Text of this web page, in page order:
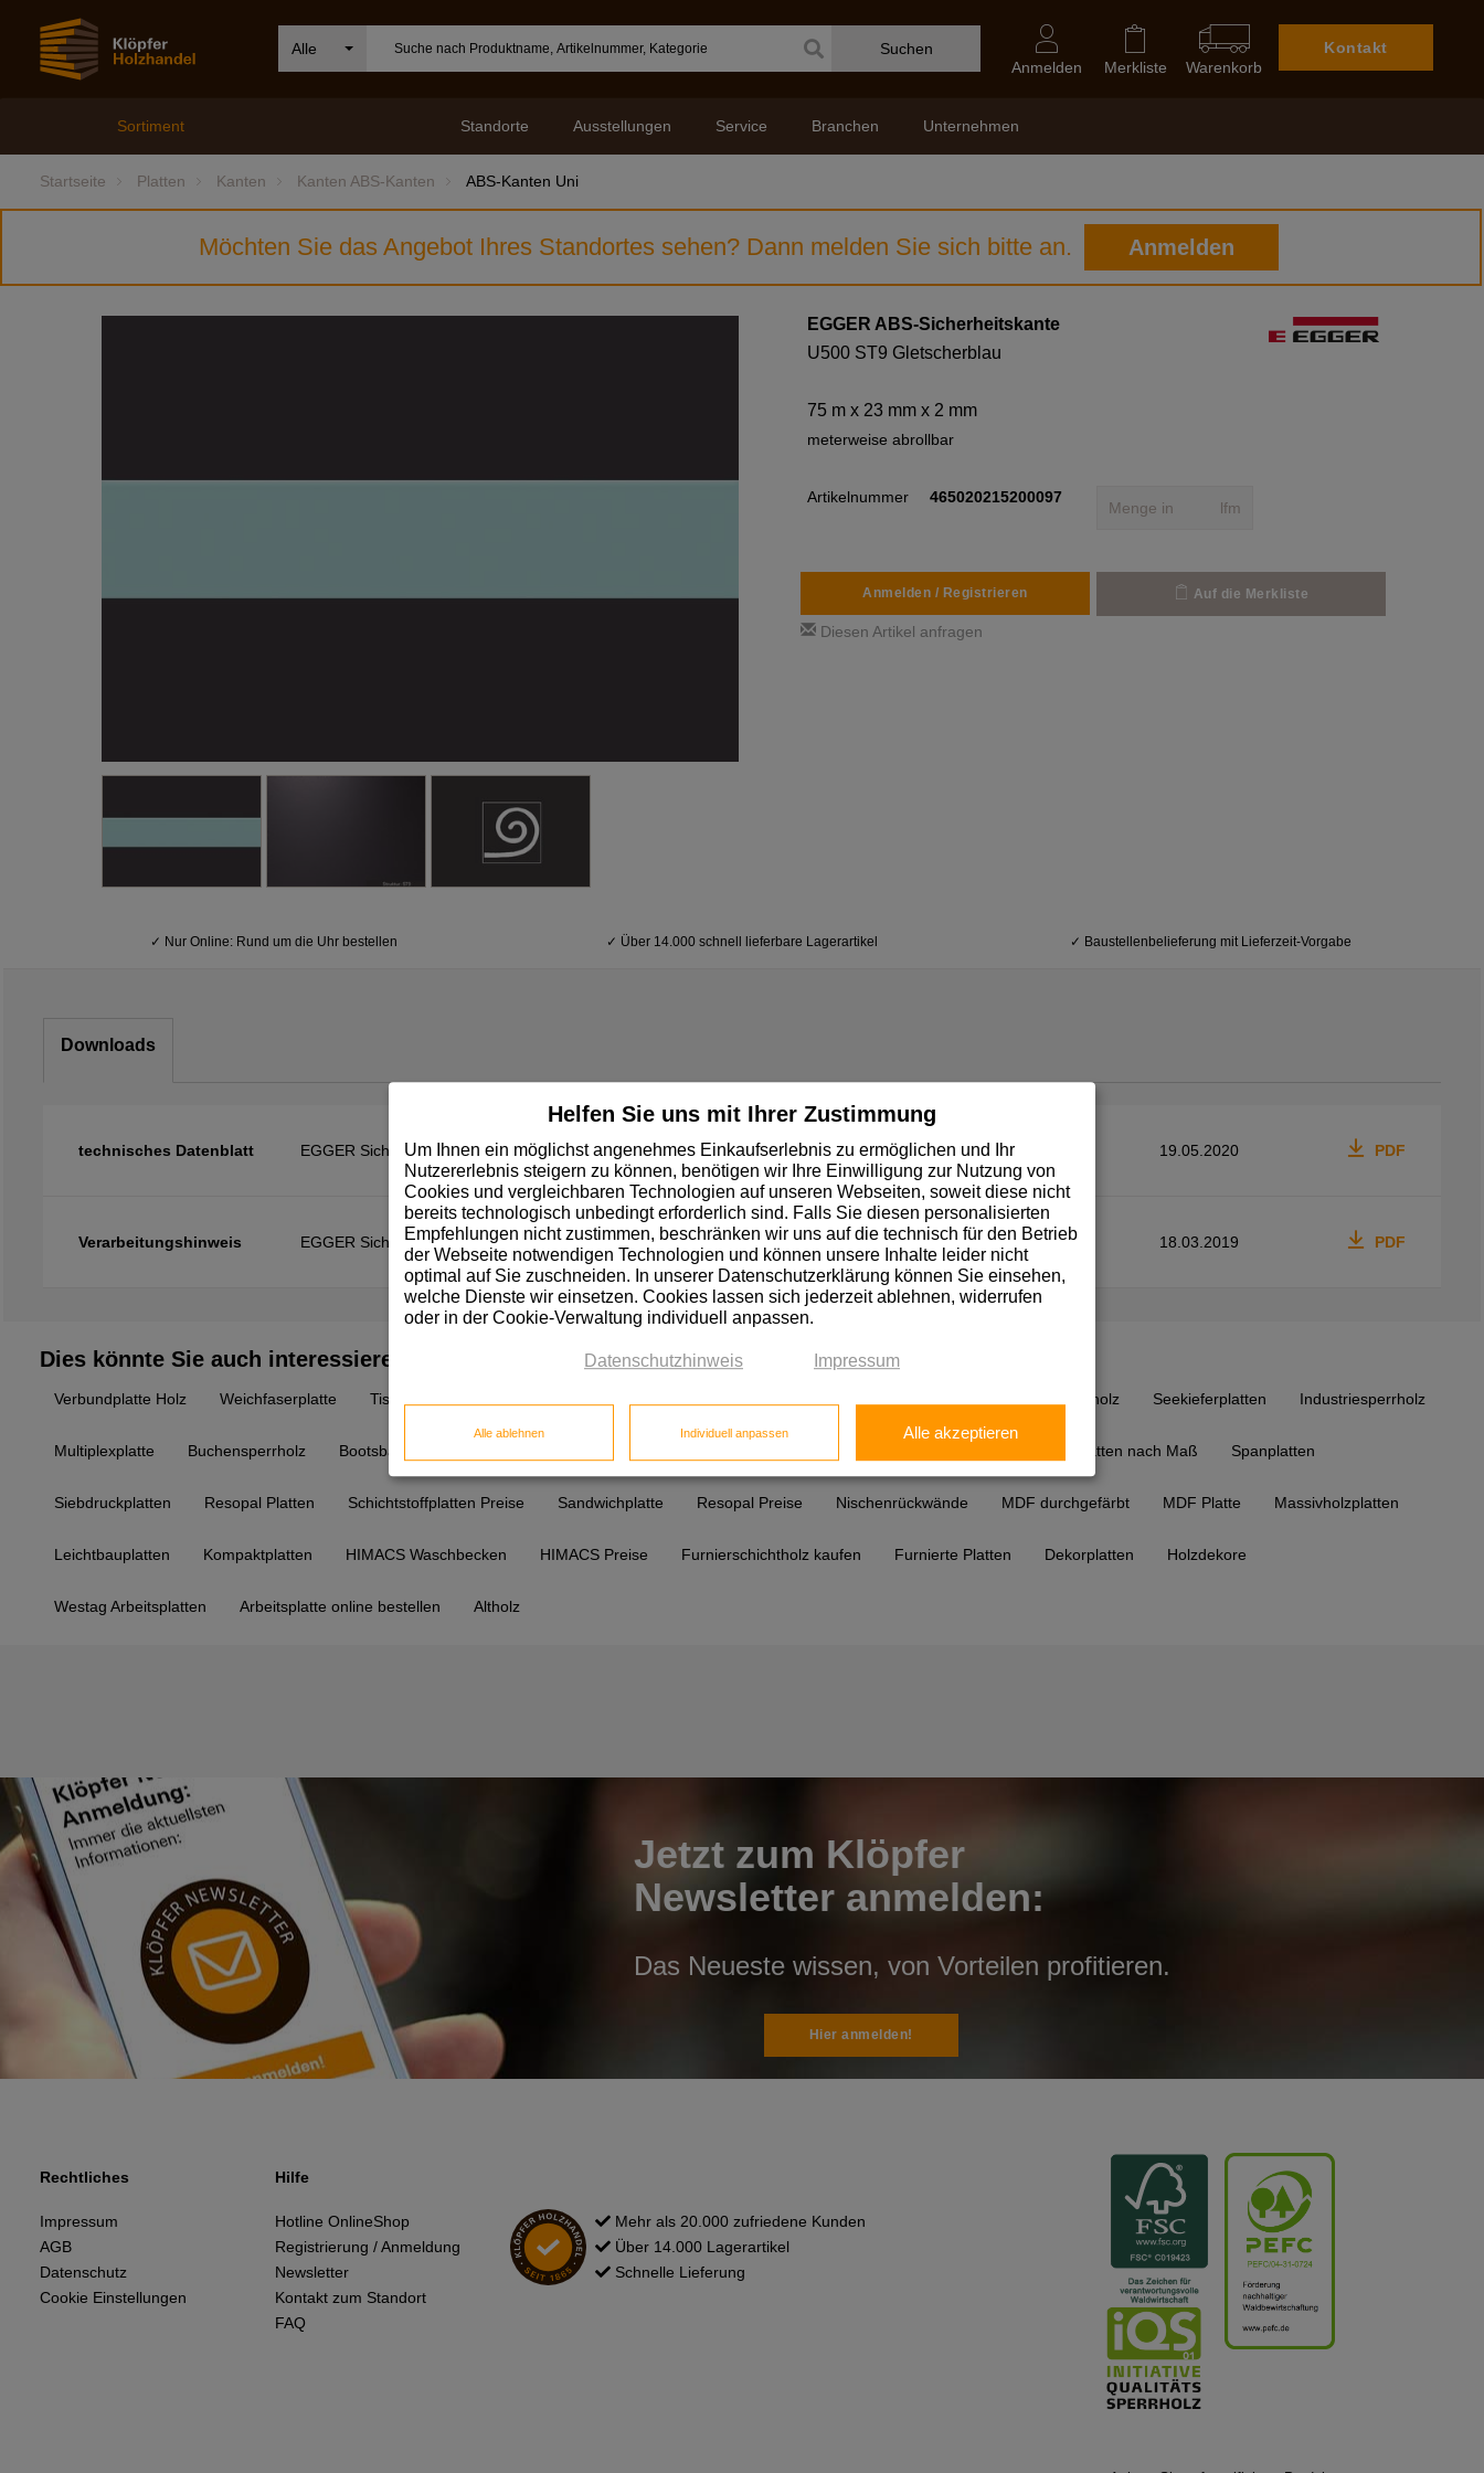
Alle Suchen
Kontakt
Warenkorb
Merkliste
Anmelden
Unternehmen
Branchen
Service
Ausstellungen
Standorte
Sortiment
Startseite Platten Kanten Kanten ABS-Kanten ABS-Kanten Uni
Möchten Sie das Angebot Ihres Standortes sehen? Dann melden Sie sich bitte an. Anmelden
EGGER ABS-Sicherheitskante
U500 ST9 Gletscherblau
75 m x 23 mm x 2 mm
meterweise abrollbar
Artikelnummer 465020215200097
lfm
Anmelden / Registrieren Auf die Merkliste
Diesen Artikel anfragen
✓ Nur Online: Rund um die Uhr bestellen ✓ Über 14.000 schnell lieferbare Lagerartikel ✓ Baustellenbelieferung mit Lieferzeit-Vorgabe
Downloads
technisches Datenblatt EGGER Sicherheitskante ABS 19.05.2020 PDF
Verarbeitungshinweis EGGER Sicherheitskante ABS 18.03.2019 PDF
Dies könnte Sie auch interessieren
Verbundplatte Holz Weichfaserplatte Tischlerplatte weiß beschichtet Pappelsperrholz Seekieferplatten Industriesperrholz
Multiplexplatte Buchensperrholz Bootsbausperrholz Preis Furnierte Spanplatten nach Maß Spanplatten
Siebdruckplatten Resopal Platten Schichtstoffplatten Preise Sandwichplatte Resopal Preise Nischenrückwände MDF durchgefärbt MDF Platte Massivholzplatten
Leichtbauplatten Kompaktplatten HIMACS Waschbecken HIMACS Preise Furnierschichtholz kaufen Furnierte Platten Dekorplatten Holzdekore
Westag Arbeitsplatten Arbeitsplatte online bestellen Altholz
Jetzt zum Klöpfer
Newsletter anmelden:
Das Neueste wissen, von Vorteilen profitieren.
Hier anmelden!
Rechtliches
Impressum
AGB
Datenschutz
Cookie Einstellungen
Hilfe
Hotline OnlineShop
Registrierung / Anmeldung
Newsletter
Kontakt zum Standort
FAQ
Mehr als 20.000 zufriedene Kunden
Über 14.000 Lagerartikel
Schnelle Lieferung
Helfen Sie uns mit Ihrer Zustimmung
Um Ihnen ein möglichst angenehmes Einkaufserlebnis zu ermöglichen und Ihr
Nutzererlebnis steigern zu können, benötigen wir Ihre Einwilligung zur Nutzung von
Cookies und vergleichbaren Technologien auf unseren Webseiten, soweit diese nicht
bereits technologisch unbedingt erforderlich sind. Falls Sie diesen personalisierten
Empfehlungen nicht zustimmen, beschränken wir uns auf die technisch für den Betrieb
der Webseite notwendigen Technologien und können unsere Inhalte leider nicht
optimal auf Sie zuschneiden. In unserer Datenschutzerklärung können Sie einsehen,
welche Dienste wir einsetzen. Cookies lassen sich jederzeit ablehnen, widerrufen
oder in der Cookie-Verwaltung individuell anpassen.
Datenschutzhinweis Impressum
Alle ablehnen Individuell anpassen Alle akzeptieren